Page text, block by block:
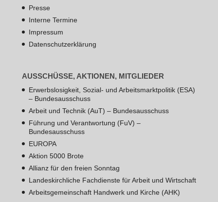
Presse
Interne Termine
Impressum
Datenschutzerklärung
AUSSCHÜSSE, AKTIONEN, MITGLIEDER
Erwerbslosigkeit, Sozial- und Arbeitsmarktpolitik (ESA)
– Bundesausschuss
Arbeit und Technik (AuT) – Bundesausschuss
Führung und Verantwortung (FuV) –
Bundesausschuss
EUROPA
Aktion 5000 Brote
Allianz für den freien Sonntag
Landeskirchliche Fachdienste für Arbeit und Wirtschaft
Arbeitsgemeinschaft Handwerk und Kirche (AHK)